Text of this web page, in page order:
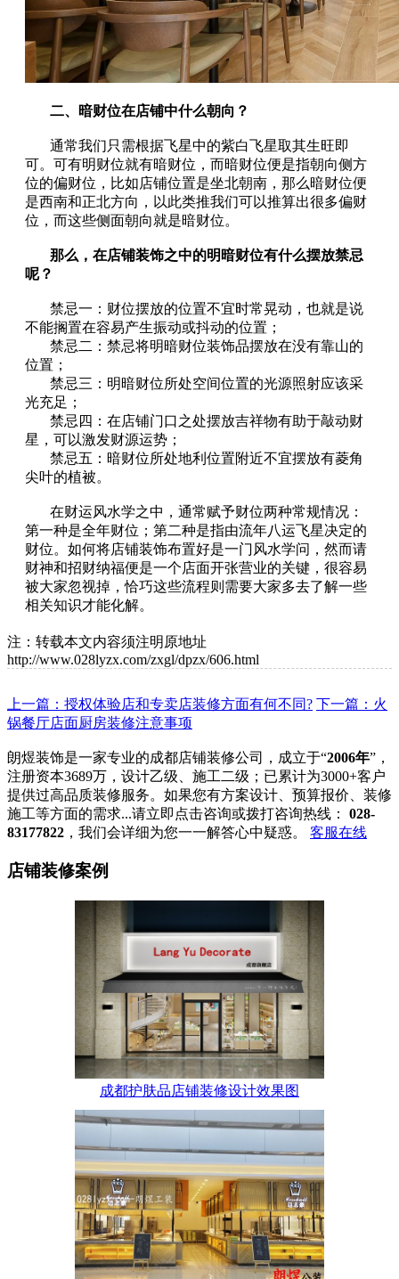
二、 暗财位在店铺中什么朝向？
通常我们只需根据飞星中的紫白飞星取其生旺即
可。可有明财位就有暗财位，而暗财位便是指朝向侧方
位的偏财位，比如店铺位置是坐北朝南，那么暗财位便
是西南和正北方向，以此类推我们可以推算出很多偏财
位，而这些侧面朝向就是暗财位。
那么，在店铺装饰之中的明暗财位有什么摆放禁忌
呢？
禁忌一：财位摆放的位置不宜时常晃动，也就是说
不能搁置在容易产生振动或抖动的位置；
禁忌二：禁忌将明暗财位装饰品摆放在没有靠山的
位置；
禁忌三：明暗财位所处空间位置的光源照射应该采
光充足；
禁忌四：在店铺门口之处摆放吉祥物有助于敲动财
星，可以激发财源运势；
禁忌五：暗财位所处地利位置附近不宜摆放有菱角
尖叶的植被。
在财运风水学之中，通常赋予财位两种常规情况：
第一种是全年财位；第二种是指由流年八运飞星决定的
财位。如何将店铺装饰布置好是一门风水学问，然而请
财神和招财纳福便是一个店面开张营业的关键，很容易
被大家忽视掉，恰巧这些流程则需要大家多去了解一些
相关知识才能化解。
注：转载本文内容须注明原地址
http://www.028lyzx.com/zxgl/dpzx/606.html
上一篇：授权体验店和专卖店装修方面有何不同? 下一篇：火
锅餐厅店面厨房装修注意事项
朗煜装饰是一家专业的成都店铺装修公司，成立于“2006年”，
注册资本3689万，设计乙级、施工二级；已累计为3000+客户
提供过高品质装修服务。如果您有方案设计、预算报价、装修
施工等方面的需求...请立即点击咨询或拨打咨询热线：
028-
83177822 ，我们会详细为您一一解答心中疑惑。 客服在线
店铺装修案例
成都护肤品店铺装修设计效果图